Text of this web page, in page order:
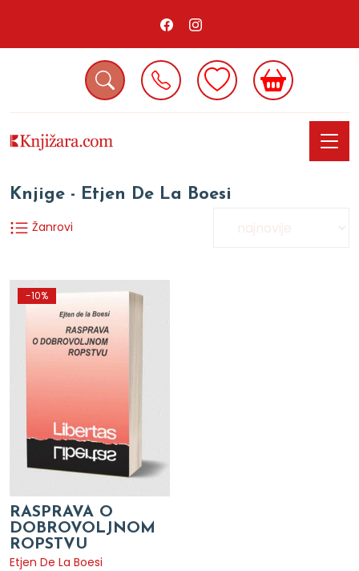
Knjige - Etjen De La Boesi
Žanrovi
-10%
RASPRAVA O
DOBROVOLJNOM
ROPSTVU
Etjen De La Boesi